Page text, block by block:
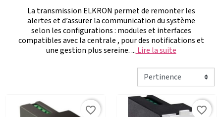
La transmission ELKRON permet de remonter les
alertes et d’assurer la communication du système
selon les configurations : modules et interfaces
compatibles avec la centrale , pour des notifications et
une gestion plus sereine. ... Lire la suite
favorite_border favorite_border